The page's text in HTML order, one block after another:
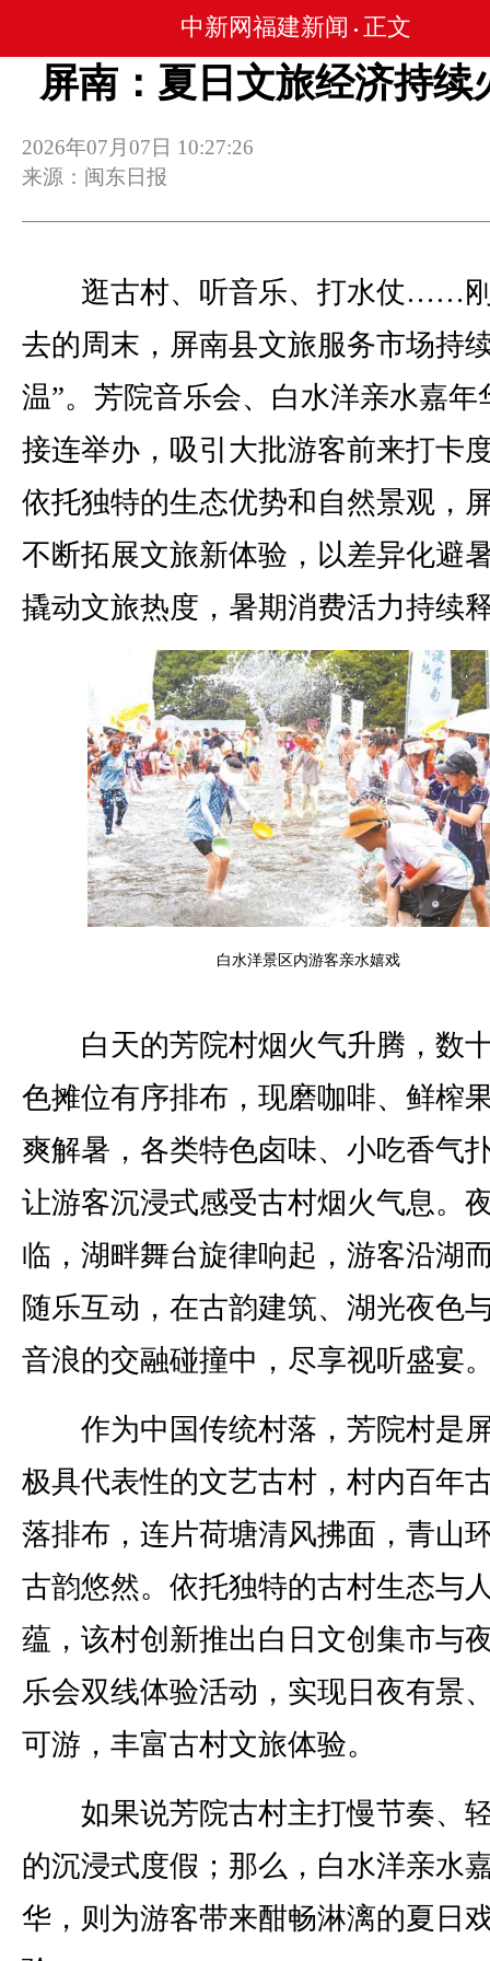
中新网福建新闻 • 正文
屏南：夏日文旅经济持续
2026年07月07日 10:27:26
来源：闽东日报
逛古村、听音乐、打水仗……
去的周末，屏南县文旅服务市场持
温”。芳院音乐会、白水洋亲水嘉年
接连举办，吸引大批游客前来打卡
依托独特的生态优势和自然景观，
不断拓展文旅新体验，以差异化避
撬动文旅热度，暑期消费活力持续
白水洋景区内游客亲水嬉戏
白天的芳院村烟火气升腾，数
色摊位有序排布，现磨咖啡、鲜榨
爽解暑，各类特色卤味、小吃香气
让游客沉浸式感受古村烟火气息。
临，湖畔舞台旋律响起，游客沿湖
随乐互动，在古韵建筑、湖光夜色
音浪的交融碰撞中，尽享视听盛宴
作为中国传统村落，芳院村是
极具代表性的文艺古村，村内百年
落排布，连片荷塘清风拂面，青山
古韵悠然。依托独特的古村生态与
蕴，该村创新推出白日文创集市与
乐会双线体验活动，实现日夜有景
可游，丰富古村文旅体验。
如果说芳院古村主打慢节奏、
的沉浸式度假；那么，白水洋亲水
华，则为游客带来酣畅淋漓的夏日